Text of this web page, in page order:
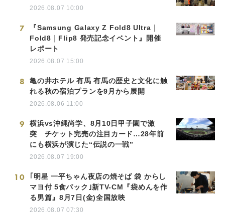
2026.08.07 10:00
7
『Samsung Galaxy Z Fold8 Ultra｜
Fold8｜Flip8 発売記念イベント』開催
レポート
2026.08.07 15:00
8
亀の井ホテル 有馬 有馬の歴史と文化に触
れる秋の宿泊プランを9月から展開
2026.08.06 11:00
9
横浜vs沖縄尚学、8月10日甲子園で激
突 チケット完売の注目カード…28年前
にも横浜が演じた“伝説の一戦”
2026.08.07 19:00
10
｢明星 一平ちゃん夜店の焼そば 袋 からし
マヨ付 5食パック｣新TV-CM『袋めんを作
る男篇』8月7日(金)全国放映
2026.08.07 07:30